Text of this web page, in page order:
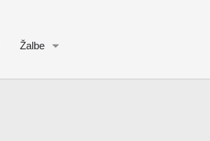
Žalbe